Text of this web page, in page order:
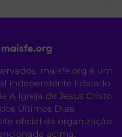
maisfe.org é um
independente liderado
A Igreja de Jesus Cristo
Últimos Dias.
oficial da organização
acima.